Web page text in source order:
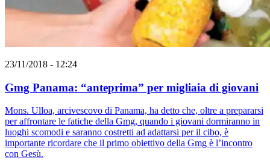
23/11/2018 - 12:24
Gmg Panama: “anteprima” per migliaia di giovani
Mons. Ulloa, arcivescovo di Panama, ha detto che, oltre a prepararsi
per affrontare le fatiche della Gmg, quando i giovani dormiranno in
luoghi scomodi e saranno costretti ad adattarsi per il cibo, è
importante ricordare che il primo obiettivo della Gmg è l’incontro
con Gesù.